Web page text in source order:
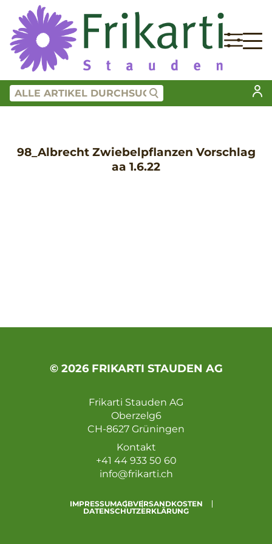
98_Albrecht Zwiebelpflanzen Vorschlag
aa 1.6.22
© 2026 FRIKARTI STAUDEN AG
Frikarti Stauden AG
Oberzelg6
CH-8627 Grüningen
Kontakt
+41 44 933 50 60
info@frikarti.ch
IMPRESSUMAGBVERSANDKOSTEN
DATENSCHUTZERKLÄRUNG